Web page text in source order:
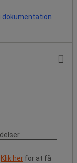
Klik her for at få